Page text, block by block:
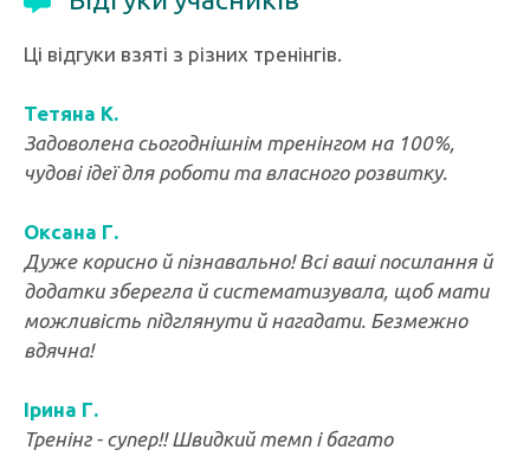
Ці відгуки взяті з різних тренінгів.
Тетяна К.
Задоволена сьогоднішнім тренінгом на 100%,
чудові ідеї для роботи та власного розвитку.
Оксана Г.
Дуже корисно й пізнавально! Всі ваші посилання й
додатки зберегла й систематизувала, щоб мати
можливість підглянути й нагадати. Безмежно
вдячна!
Ірина Г.
Тренінг - супер!! Швидкий темп і багато